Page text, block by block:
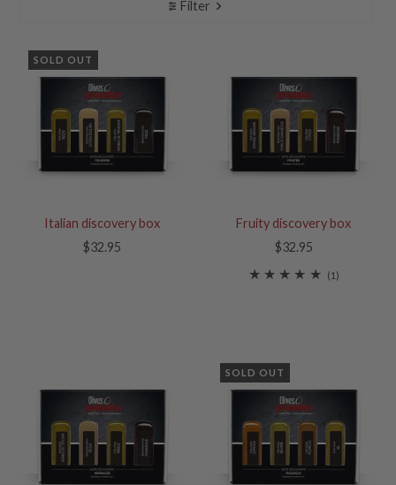
Filter
SOLD OUT
Italian discovery box
$32.95
Fruity discovery box
$32.95
(1)
SOLD OUT